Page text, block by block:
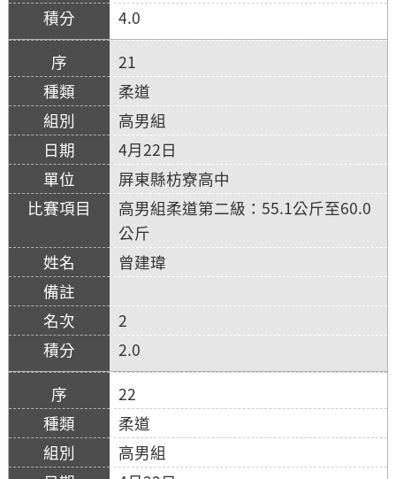
4.0
21
柔道
高男組
4月22日
屏東縣枋寮高中
高男組柔道第二級：55.1公斤至60.0
公斤
曾建瑋
2
2.0
22
柔道
高男組